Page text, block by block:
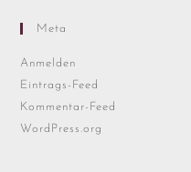
Meta
Anmelden
Eintrags-Feed
Kommentar-Feed
WordPress.org